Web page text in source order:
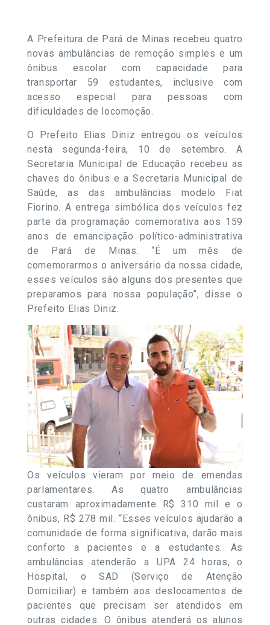
A Prefeitura de Pará de Minas recebeu quatro
novas ambulâncias de remoção simples e um
ônibus escolar com capacidade para
transportar 59 estudantes, inclusive com
acesso especial para pessoas com
dificuldades de locomoção.
O Prefeito Elias Diniz entregou os veículos
nesta segunda-feira, 10 de setembro. A
Secretaria Municipal de Educação recebeu as
chaves do ônibus e a Secretaria Municipal de
Saúde, as das ambulâncias modelo Fiat
Fiorino. A entrega simbólica dos veículos fez
parte da programação comemorativa aos 159
anos de emancipação político-administrativa
de Pará de Minas. “É um mês de
comemorarmos o aniversário da nossa cidade,
esses veículos são alguns dos presentes que
preparamos para nossa população”, disse o
Prefeito Elias Diniz.
Os veículos vieram por meio de emendas
parlamentares. As quatro ambulâncias
custaram aproximadamente R$ 310 mil e o
ônibus, R$ 278 mil. “Esses veículos ajudarão a
comunidade de forma significativa, darão mais
conforto a pacientes e a estudantes. As
ambulâncias atenderão a UPA 24 horas, o
Hospital, o SAD (Serviço de Atenção
Domiciliar) e também aos deslocamentos de
pacientes que precisam ser atendidos em
outras cidades. O ônibus atenderá os alunos